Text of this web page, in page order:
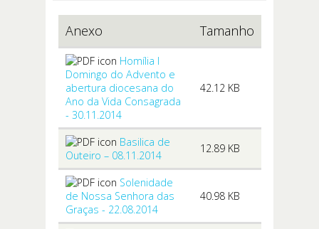
Anexo Tamanho
Homília I
Domingo do Advento e
abertura diocesana do
Ano da Vida Consagrada
- 30.11.2014
42.12 KB
Basilica de
Outeiro – 08.11.2014
12.89 KB
Solenidade
de Nossa Senhora das
Graças - 22.08.2014
40.98 KB